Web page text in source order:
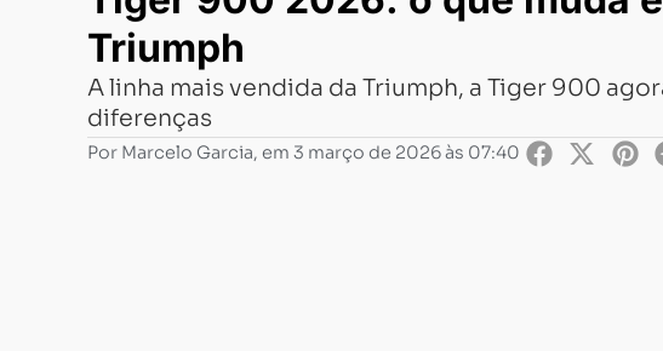
Triumph
A linha mais vendida da Triumph, a Tiger 900
diferenças
Por Marcelo Garcia, em 3 março de 2026 às 07:40